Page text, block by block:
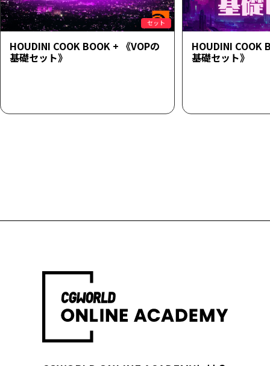
セット
HOUDINI COOK BOOK + 《VOPの
基礎セット》
HOUDINI COOK
基礎セット》